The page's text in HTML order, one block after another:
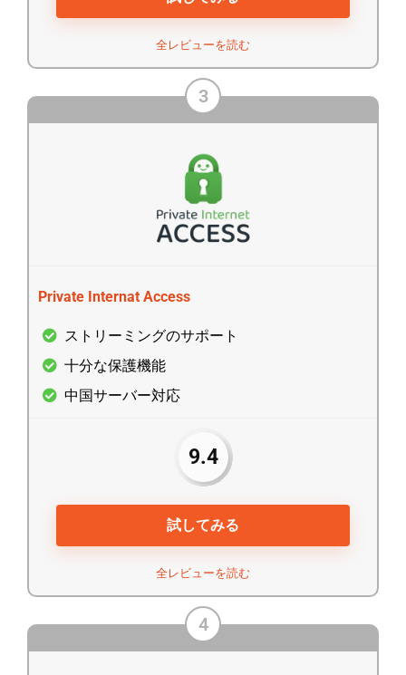
全レビューを読む
3
Private Internat Access
ストリーミングのサポート
十分な保護機能
中国サーバー対応
9.4
試してみる
全レビューを読む
4